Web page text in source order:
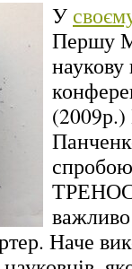
У
Першу
наукову
Наче